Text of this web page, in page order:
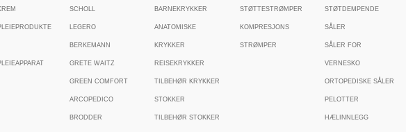
SCHOLL
LEGERO
BERKEMANN
GRETE WAITZ
GREEN COMFORT
ARCOPEDICO
BRODDER
BARNEKRYKKER
ANATOMISKE
KRYKKER
REISEKRYKKER
TILBEHØR KRYKKER
STOKKER
TILBEHØR STOKKER
STØTTESTRØMPER
KOMPRESJONS
STRØMPER
STØTDEMPENDE
SÅLER
SÅLER FOR
VERNESKO
ORTOPEDISKE SÅLER
PELOTTER
HÆLINNLEGG